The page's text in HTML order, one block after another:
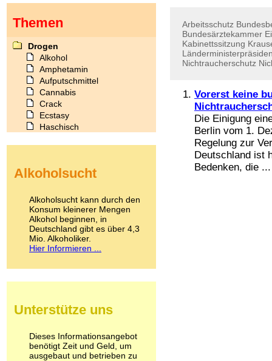
Arbeitsschutz
Bundesärztekammer
Kabinettssitzung
Nichtraucherschutz
Vorerst keine
Die Einigung
Berlin vom 1.
Regelung zur
Deutschland ist
Bedenken, die ...
Themen
Drogen
Alkohol
Amphetamin
Aufputschmittel
Cannabis
Crack
Ecstasy
Haschisch
Kokain
LSD
Marihuana
Medikamente
Meskalin
Metamphetamin
Methadon
Pilze
Psychopharmaka
Schlafmittel
Schmerzmittel
Alkoholsucht
Alkoholsucht kann durch den
Konsum kleinerer Mengen
Alkohol beginnen, in
Deutschland gibt es über 4,3
Mio. Alkoholiker.
Hier Informieren ...
Unterstütze uns
Dieses Informationsangebot
benötigt Zeit und Geld, um
ausgebaut und betrieben zu